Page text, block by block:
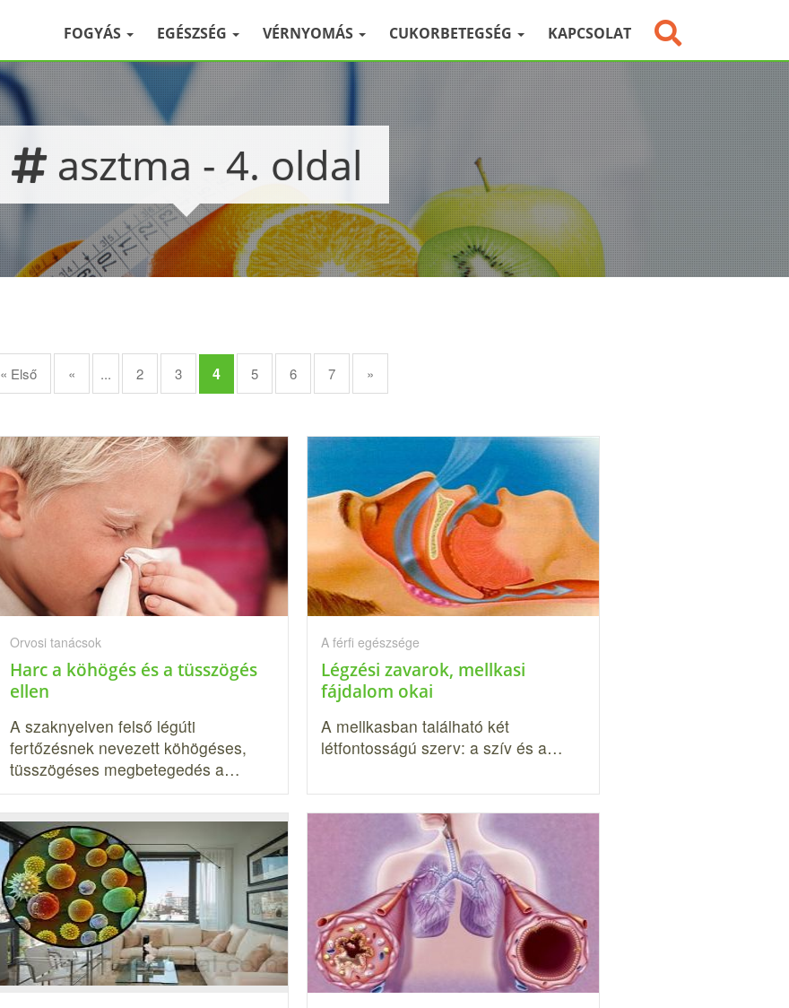
FOGYÁS EGÉSZSÉG VÉRNYOMÁS CUKORBETEGSÉG KAPCSOLAT
asztma - 4. oldal
« Első « ... 2 3 4 5 6 7 »
Orvosi tanácsok
Harc a köhögés és a tüsszögés
ellen
A szaknyelven felső légúti
fertőzésnek nevezett köhögéses,
tüsszögéses megbetegedés a…
A férfi egészsége
Légzési zavarok, mellkasi
fájdalom okai
A mellkasban található két
létfontosságú szerv: a szív és a…